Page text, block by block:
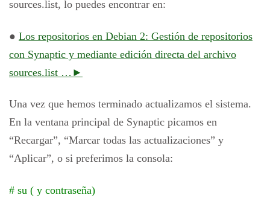
sources.list, lo puedes encontrar en:
● Los repositorios en Debian 2: Gestión de repositorios
con Synaptic y mediante edición directa del archivo
sources.list …►
Una vez que hemos terminado actualizamos el sistema.
En la ventana principal de Synaptic picamos en
“Recargar”, “Marcar todas las actualizaciones” y
“Aplicar”, o si preferimos la consola:
# su ( y contraseña)